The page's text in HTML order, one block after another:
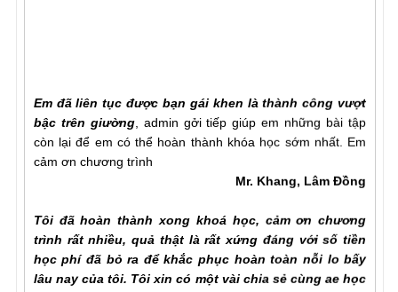
bậc trên giường, admin gởi tiếp giúp em những bài tập
còn lại để em có thể hoàn thành khóa học sớm nhất. Em
cảm ơn chương trình
trình rất nhiều, quả thật là rất xứng đáng với số tiền
học phí đã bỏ ra để khắc phục hoàn toàn nỗi lo bấy
lâu nay của tôi. Tôi xin có một vài chia sẻ cùng ae học
viên ODC. Trong quá trình tập luyện ngoài sự hướng